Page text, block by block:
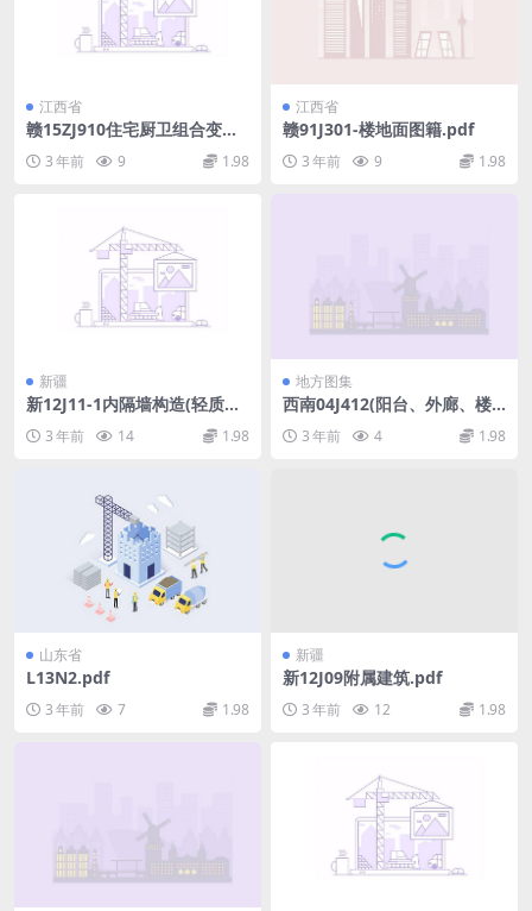
江西省
赣15ZJ910住宅厨卫组合变压
式耐火排烟气道-江西省建筑标
准设计图集.pdf
3 年前 9 1.98
江西省
赣91J301-楼地面图籍.pdf
3 年前 9 1.98
新疆
新12J11-1内隔墙构造(轻质空
3 年前 14 1.98
地方图集
西南04J412(阳台、外廊、楼
3 年前 4 1.98
山东省
L13N2.pdf
3 年前 7 1.98
新疆
新12J09附属建筑.pdf
3 年前 12 1.98